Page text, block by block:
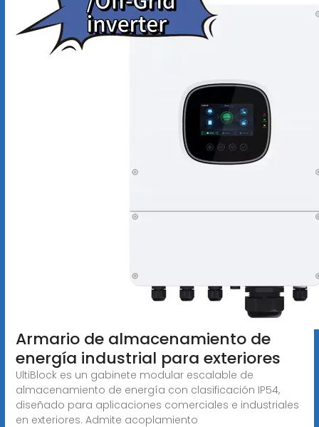
Armario de almacenamiento de
energía industrial para exteriores
UltiBlock es un gabinete modular escalable de
almacenamiento de energía con clasificación IP54,
diseñado para aplicaciones comerciales e industriales
en exteriores. Admite acoplamiento